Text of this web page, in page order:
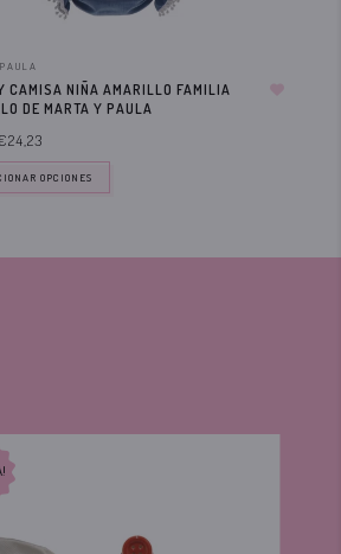
CAMISA NIÑA AMARILLO FAMILIA
DE MARTA Y PAULA
OPCIONES